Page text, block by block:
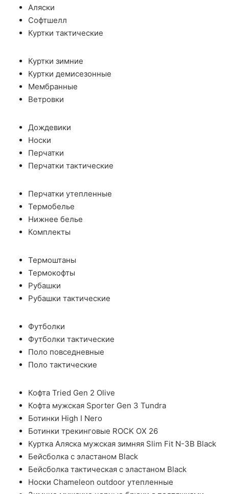
Аляски
Софтшелл
Куртки тактические
Куртки зимние
Куртки демисезонные
Мембранные
Ветровки
Дождевики
Носки
Перчатки
Перчатки тактические
Перчатки утепленные
Термобелье
Нижнее белье
Комплекты
Термоштаны
Термокофты
Рубашки
Рубашки тактические
Футболки
Футболки тактические
Поло повседневные
Поло тактические
Кофта Tried Gen 2 Olive
Кофта мужская Sporter Gen 3 Tundra
Ботинки High I Nero
Ботинки трекинговые ROCK OX 26
Куртка Аляска мужская зимняя Slim Fit N-3B Black
Бейсболка с эластаном Black
Бейсболка тактическая с эластаном Black
Носки Chameleon outdoor утепленные